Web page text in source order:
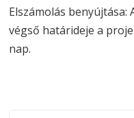
Elszámolás benyújtása:
végső határideje a
nap.